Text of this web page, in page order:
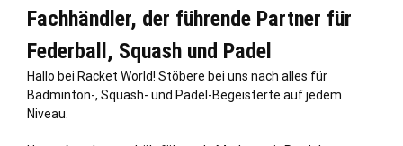
Fachhändler, der führende Partner für
Federball, Squash und Padel
Hallo bei Racket World! Stöbere bei uns nach alles für
Badminton-, Squash- und Padel-Begeisterte auf jedem
Niveau.